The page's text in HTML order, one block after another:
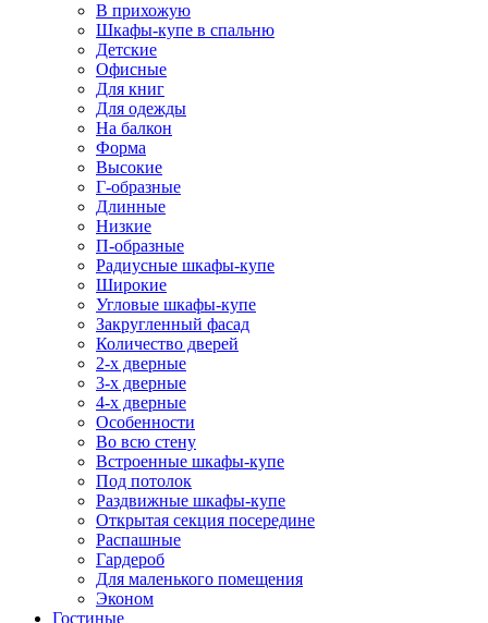
В прихожую
Шкафы-купе в спальню
Детские
Офисные
Для книг
Для одежды
На балкон
Форма
Высокие
Г-образные
Длинные
Низкие
П-образные
Радиусные шкафы-купе
Широкие
Угловые шкафы-купе
Закругленный фасад
Количество дверей
2-х дверные
3-х дверные
4-х дверные
Особенности
Во всю стену
Встроенные шкафы-купе
Под потолок
Раздвижные шкафы-купе
Открытая секция посередине
Распашные
Гардероб
Для маленького помещения
Эконом
Гостиные